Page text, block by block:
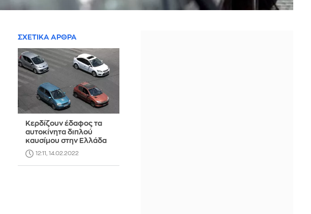
ΣΧΕΤΙΚΑ ΑΡΘΡΑ
Κερδίζουν έδαφος τα
αυτοκίνητα διπλού
καυσίμου στην Ελλάδα
12:11, 14.02.2022